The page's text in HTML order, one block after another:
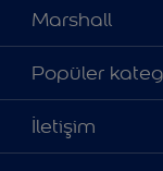
Marshall
Hakkımızda
Yatırımcı İlişkileri
Bilgi Toplum
Popüler
Renklerimiz
Ürünlerimiz
İletişim